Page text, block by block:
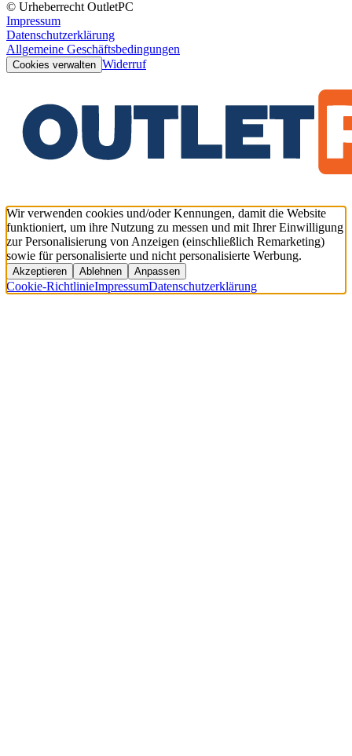
© Urheberrecht OutletPC
Impressum
Datenschutzerklärung
Allgemeine Geschäftsbedingungen
Cookies verwalten Widerruf
Wir verwenden cookies und/oder Kennungen, damit die Website
funktioniert, um ihre Nutzung zu messen und mit Ihrer Einwilligung
zur Personalisierung von Anzeigen (einschließlich Remarketing)
sowie für personalisierte und nicht personalisierte Werbung.
Akzeptieren Ablehnen Anpassen
Cookie-RichtlinieImpressumDatenschutzerklärung